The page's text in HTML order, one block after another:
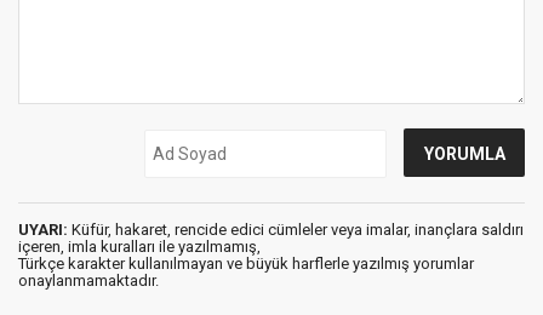
UYARI: Küfür, hakaret, rencide edici cümleler veya imalar, inançlara saldırı
içeren, imla kuralları ile yazılmamış,
Türkçe karakter kullanılmayan ve büyük harflerle yazılmış yorumlar
onaylanmamaktadır.